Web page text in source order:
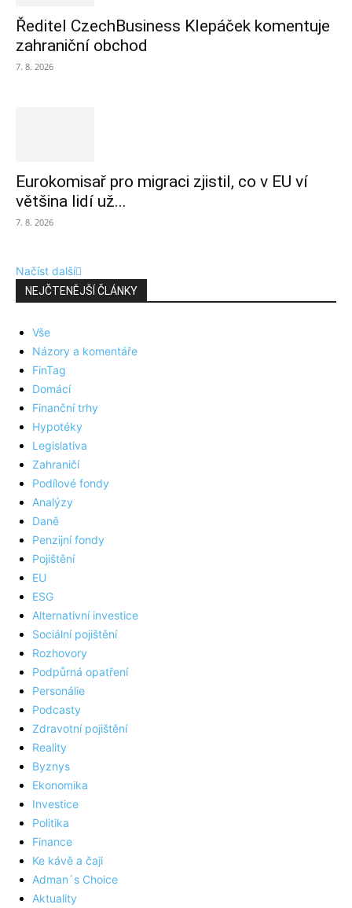
Ředitel CzechBusiness Klepáček komentuje
zahraniční obchod
7. 8. 2026
Eurokomisař pro migraci zjistil, co v EU ví
většina lidí už...
7. 8. 2026
Načíst další
NEJČTENĚJŠÍ ČLÁNKY
Vše
Názory a komentáře
FinTag
Domácí
Finanční trhy
Hypotéky
Legislativa
Zahraničí
Podílové fondy
Analýzy
Daně
Penzijní fondy
Pojištění
EU
ESG
Alternativní investice
Sociální pojištění
Rozhovory
Podpůrná opatření
Personálie
Podcasty
Zdravotní pojištění
Reality
Byznys
Ekonomika
Investice
Politika
Finance
Ke kávě a čaji
Adman´s Choice
Aktuality